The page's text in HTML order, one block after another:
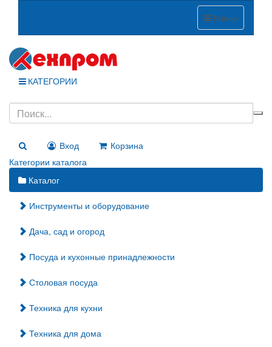
Меню
КАТЕГОРИИ
Вход
Корзина
Категории каталога
Каталог
Инструменты и оборудование
Дача, сад и огород
Посуда и кухонные принадлежности
Столовая посуда
Техника для кухни
Техника для дома